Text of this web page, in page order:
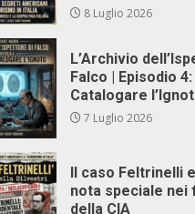
8 Luglio 2026
L’Archivio
Falco | Episodio 4:
Catalogare
7 Luglio 2026
Il caso Feltrinelli
nota speciale
della CIA